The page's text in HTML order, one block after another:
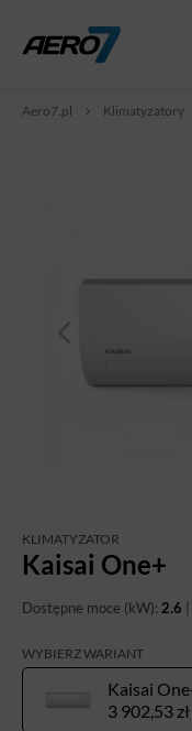
Aero7.pl Klimatyzatory
KLIMATYZATOR
Kaisai One+
Dostępne moce (kW): 2.6 |
WYBIERZ WARIANT
3 902,53 zł